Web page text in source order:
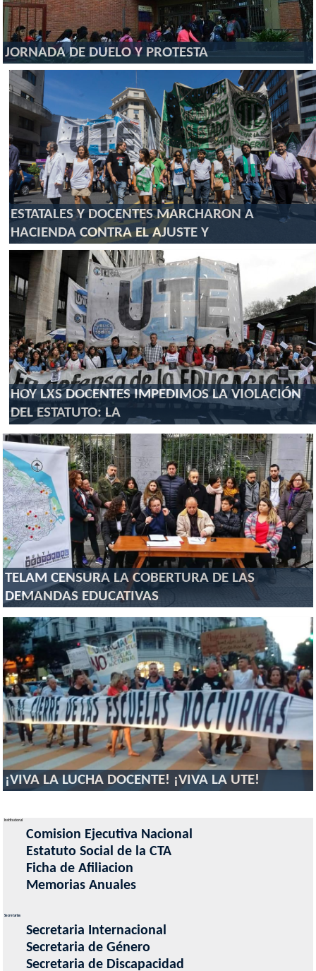
JORNADA DE DUELO Y PROTESTA
ESTATALES Y DOCENTES MARCHARON A
HACIENDA CONTRA EL AJUSTE Y
HOY LXS DOCENTES IMPEDIMOS LA VIOLACIÓN
DEL ESTATUTO: LA
TELAM CENSURA LA COBERTURA DE LAS
DEMANDAS EDUCATIVAS
¡VIVA LA LUCHA DOCENTE! ¡VIVA LA UTE!
Institucional
Comision Ejecutiva Nacional
Estatuto Social de la CTA
Ficha de Afiliacion
Memorias Anuales
Secretarias
Secretaria Internacional
Secretaria de Género
Secretaria de Discapacidad